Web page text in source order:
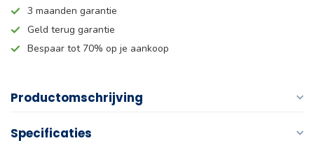
3 maanden garantie
Geld terug garantie
Bespaar tot 70% op je aankoop
Productomschrijving
Specificaties